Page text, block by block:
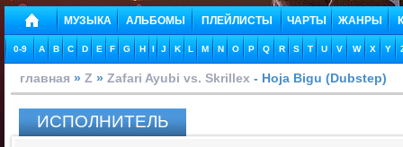
МУЗЫКА АЛЬБОМЫ ПЛЕЙЛИСТЫ ЧАРТЫ ЖАНРЫ
0-9 A B C D E F G H I J K L M N O P Q R S T U V W X Y
главная » Z » Zafari Ayubi vs. Skrillex - Hoja Bigu (Dubstep)
ИСПОЛНИТЕЛЬ